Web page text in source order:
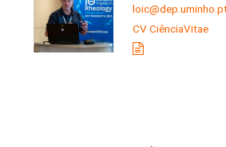
CV CiênciaVitae